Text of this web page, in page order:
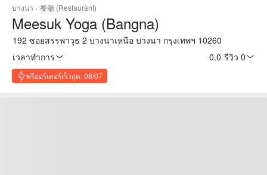
บางนา · 餐廳 (Restaurant)
Meesuk Yoga (Bangna)
192 ซอยสรรพาวุธ 2 บางนาเหนือ บางนา กรุงเทพฯ 10260
เวลาทำการ
0.0 รีวิว 0
พรีออร์เดอร์เร็วสุด: 08/07